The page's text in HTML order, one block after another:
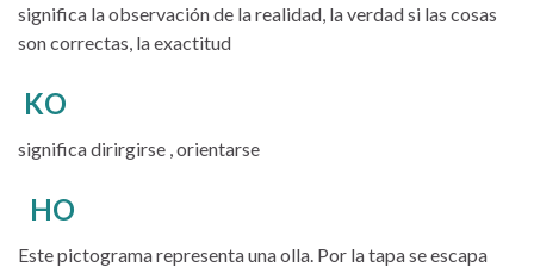
significa la observación de la realidad, la verdad si las cosas
son correctas, la exactitud
KO
significa dirirgirse , orientarse
HO
Este pictograma representa una olla. Por la tapa se escapa